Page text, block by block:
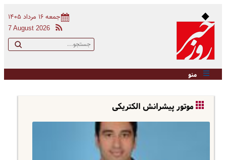
جمعه ۱۶ مرداد ۱۴۰۵
7 August 2026
منو
موتور پیشرانش الکتریکی